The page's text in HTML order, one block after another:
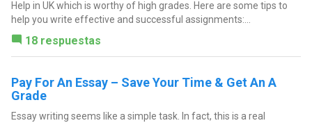
Help in UK which is worthy of high grades. Here are some tips to
help you write effective and successful assignments:...
18 respuestas
Pay For An Essay – Save Your Time & Get An A
Grade
Essay writing seems like a simple task. In fact, this is a real